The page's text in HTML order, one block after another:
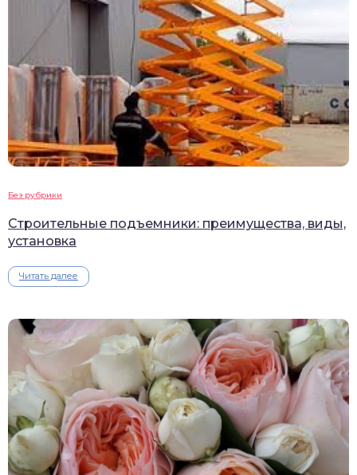
Без рубрики
Строительные подъемники: преимущества, виды,
установка
Читать далее